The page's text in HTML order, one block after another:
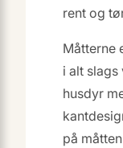
rent og
Måtterne
i alt
husdyr
på